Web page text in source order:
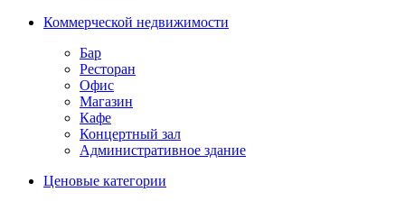
Коммерческой недвижимости
Бар
Ресторан
Офис
Магазин
Кафе
Концертный зал
Административное здание
Ценовые категории